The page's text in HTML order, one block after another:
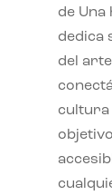
de
dedica
del
cultura